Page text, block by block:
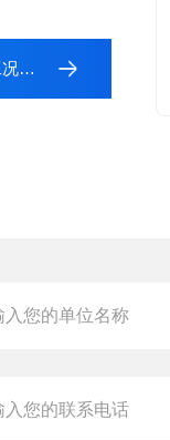
/ 泵